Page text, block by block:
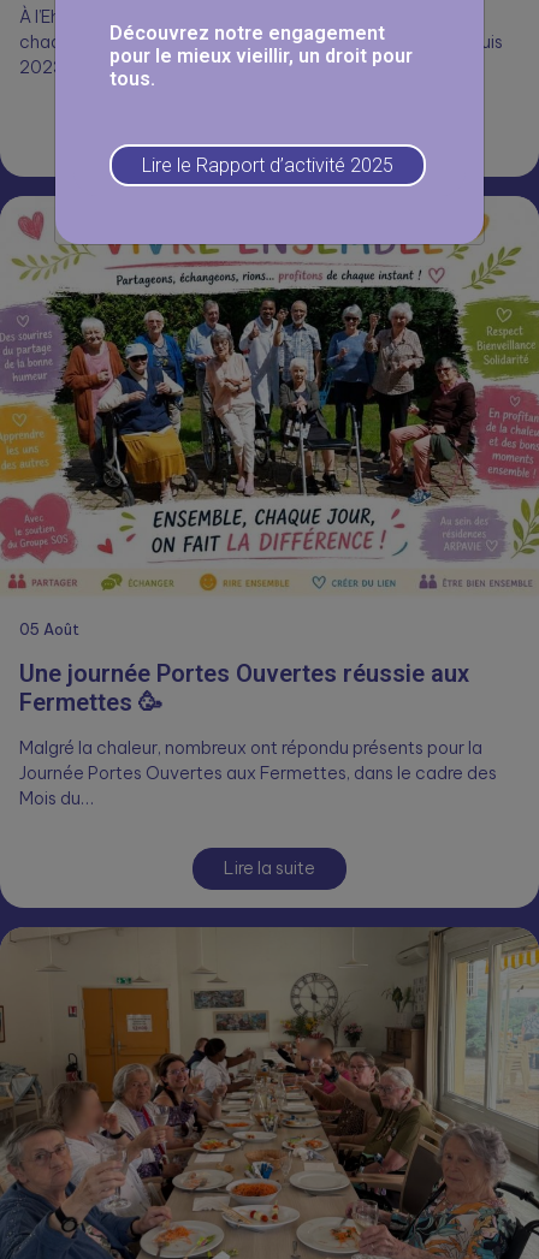
À l’Ehpad Les Érables à Yutz, les résident.e.s attendent
chaque jour avec impatience le passage du facteur. Depuis
2023, grâce…
05 Août
Une journée Portes Ouvertes réussie aux
Fermettes 🥳
Malgré la chaleur, nombreux ont répondu présents pour la
Journée Portes Ouvertes aux Fermettes, dans le cadre des
Mois du…
Lire la suite
Découvrez notre engagement
pour le mieux vieillir, un droit pour
tous.
Lire le Rapport d’activité 2025